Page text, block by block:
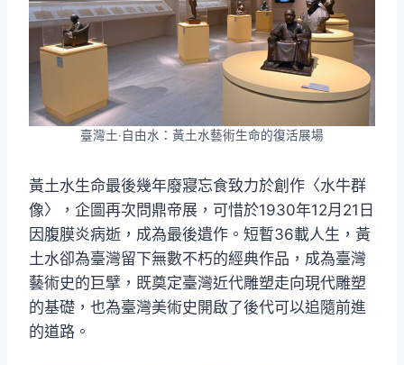
臺灣土‧自由水：黃土水藝術生命的復活展場
黃土水生命最後幾年廢寢忘食致力於創作〈水牛群
像〉，企圖再次問鼎帝展，可惜於1930年12月21日
因腹膜炎病逝，成為最後遺作。短暫36載人生，黃
土水卻為臺灣留下無數不朽的經典作品，成為臺灣
藝術史的巨擘，既奠定臺灣近代雕塑走向現代雕塑
的基礎，也為臺灣美術史開啟了後代可以追隨前進
的道路。